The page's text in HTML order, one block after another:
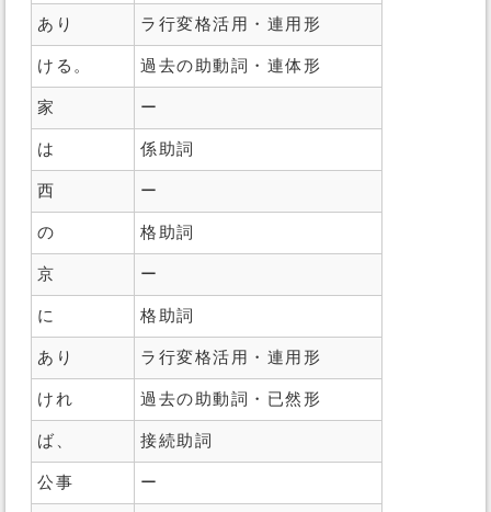
あり ラ行変格活用・連用形
ける。 過去の助動詞・連体形
家 ー
は 係助詞
西 ー
の 格助詞
京 ー
に 格助詞
あり ラ行変格活用・連用形
けれ 過去の助動詞・已然形
ば、 接続助詞
公事 ー